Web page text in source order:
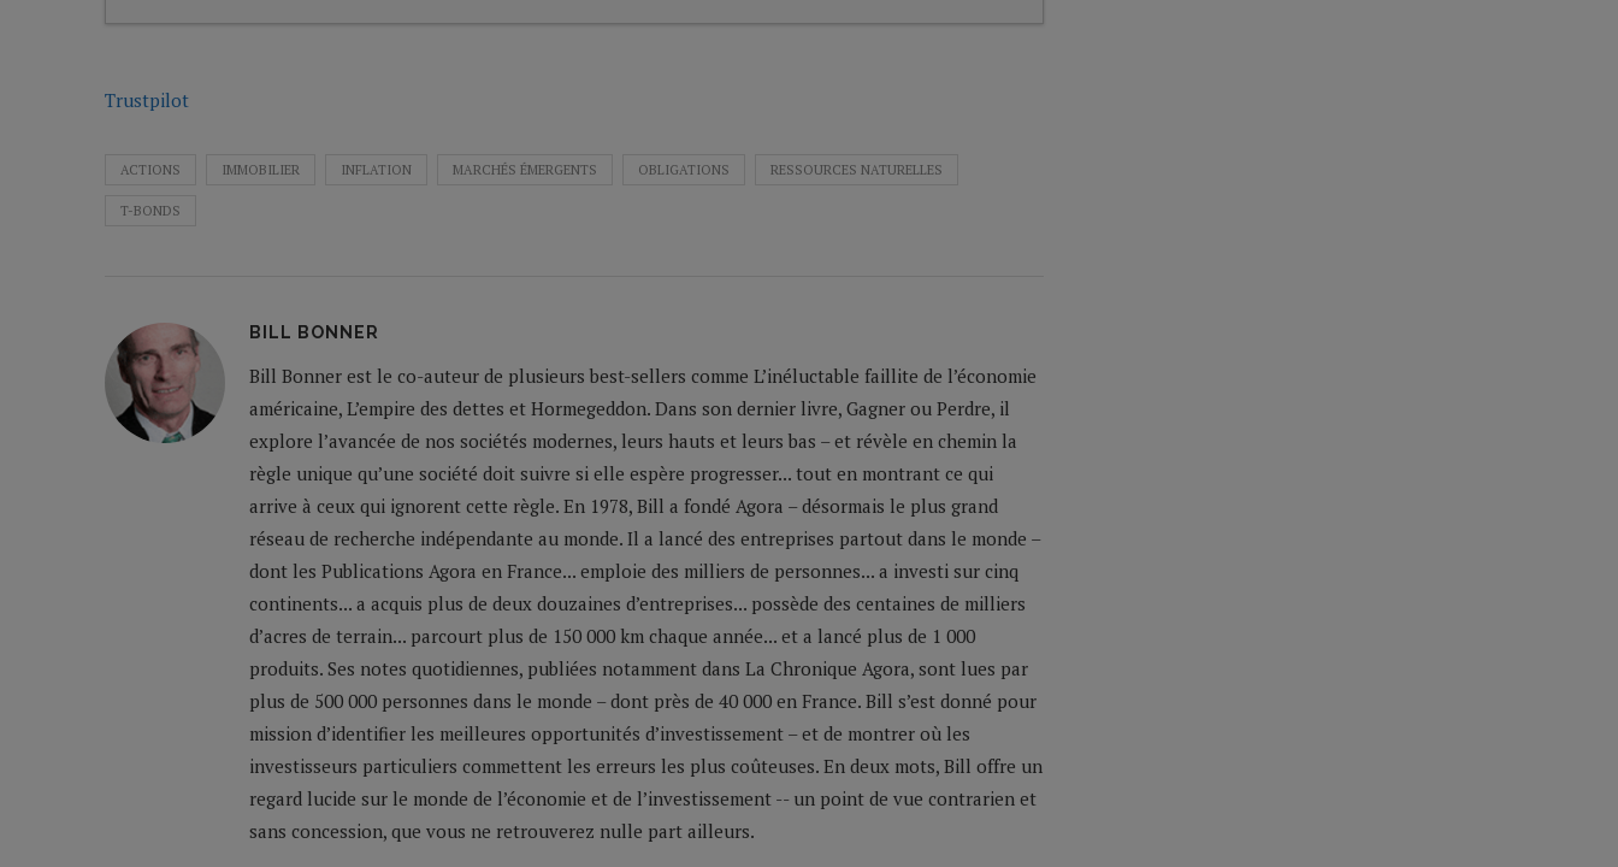
Trustpilot
ACTIONS IMMOBILIER INFLATION MARCHÉS ÉMERGENTS OBLIGATIONS RESSOURCES NATURELLES
T-BONDS
BILL BONNER
Bill Bonner est le co-auteur de plusieurs best-sellers comme L’inéluctable faillite de l’économie
américaine, L’empire des dettes et Hormegeddon. Dans son dernier livre, Gagner ou Perdre, il
explore l’avancée de nos sociétés modernes, leurs hauts et leurs bas – et révèle en chemin la
règle unique qu’une société doit suivre si elle espère progresser... tout en montrant ce qui
arrive à ceux qui ignorent cette règle. En 1978, Bill a fondé Agora – désormais le plus grand
réseau de recherche indépendante au monde. Il a lancé des entreprises partout dans le monde –
dont les Publications Agora en France... emploie des milliers de personnes... a investi sur cinq
continents... a acquis plus de deux douzaines d’entreprises... possède des centaines de milliers
d’acres de terrain... parcourt plus de 150 000 km chaque année... et a lancé plus de 1 000
produits. Ses notes quotidiennes, publiées notamment dans La Chronique Agora, sont lues par
plus de 500 000 personnes dans le monde – dont près de 40 000 en France. Bill s’est donné pour
mission d’identifier les meilleures opportunités d’investissement – et de montrer où les
investisseurs particuliers commettent les erreurs les plus coûteuses. En deux mots, Bill offre un
regard lucide sur le monde de l’économie et de l’investissement -- un point de vue contrarien et
sans concession, que vous ne retrouverez nulle part ailleurs.